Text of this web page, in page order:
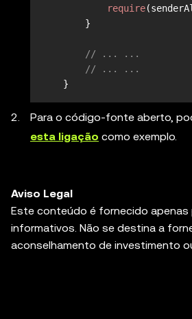
require
        }
// ... ...
// ... ...
    }
Para o código-fonte aberto,
esta ligação como exemplo.
Aviso Legal
Este conteúdo é fornecido apenas
informativos. Não se destina a
aconselhamento de investimento
recomendação de investimento,
contabilístico, jurídico ou fiscal.